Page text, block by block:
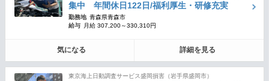
集中 年間休日122日/福利厚生・研修充実
勤務地 青森県青森市
給与
月給 307,200～330,310円
気になる 詳細を見る
東京海上日動調査サービス盛岡損害（岩手県盛岡市）